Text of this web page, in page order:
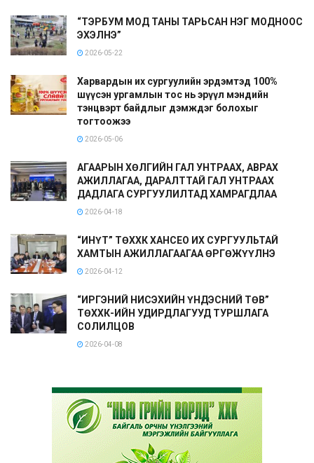
“ТЭРБУМ МОД ТАНЫ ТАРЬСАН НЭГ МОДНООС
ЭХЭЛНЭ”
2026-05-22
Харвардын их сургуулийн эрдэмтэд 100%
шүүсэн ургамлын тос нь эрүүл мэндийн
тэнцвэрт байдлыг дэмждэг болохыг
тогтоожээ
2026-05-06
АГААРЫН ХӨЛГИЙН ГАЛ УНТРААХ, АВРАХ
АЖИЛЛАГАА, ДАРАЛТТАЙ ГАЛ УНТРААХ
ДАДЛАГА СУРГУУЛИЛТАД ХАМРАГДЛАА
2026-04-18
“ИНҮТ” ТӨХХК ХАНСЕО ИХ СУРГУУЛЬТАЙ
ХАМТЫН АЖИЛЛАГААГАА ӨРГӨЖҮҮЛНЭ
2026-04-12
“ИРГЭНИЙ НИСЭХИЙН ҮНДЭСНИЙ ТӨВ”
ТӨХХК-ИЙН УДИРДЛАГУУД ТУРШЛАГА
СОЛИЛЦОВ
2026-04-08